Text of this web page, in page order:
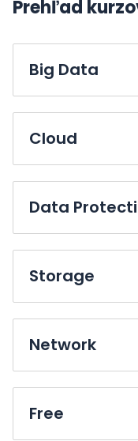
Prehľad
Big Data
Cloud
Data
Storage
Network
Free